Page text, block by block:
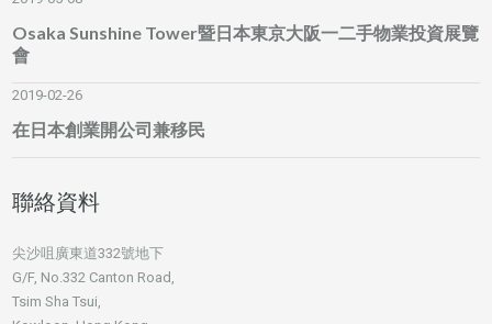
Osaka Sunshine Tower暨日本東京大阪一二手物業投資展覽
會
2019-02-26
在日本創業開公司兼移民
聯絡資料
尖沙咀廣東道332號地下
G/F, No.332 Canton Road,
Tsim Sha Tsui,